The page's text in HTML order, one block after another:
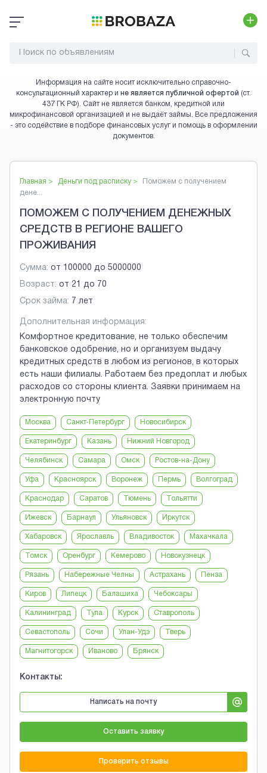
Информация на сайте носит исключительно справочно-
консультационный характер и не является публичной офертой (ст.
437 ГК РФ). Сайт не является банком, кредитной или
микрофинансовой организацией и не выдаёт займы. Все предложения
- это содействие в подборе финансовых услуг и помощь в оформлении
документов.
Главная > Деньги под расписку >
Поможем с получением
дене...
ПОМОЖЕМ С ПОЛУЧЕНИЕМ ДЕНЕЖНЫХ
СРЕДСТВ В РЕГИОНЕ ВАШЕГО
ПРОЖИВАНИЯ
Сумма: от 100000 до 5000000
Возраст: от 21 до 70
Срок займа: 7 лет
Дополнительная информация:
Комфортное кредитование, не только обеспечим
банковское одобрение, но и организуем выдачу
кредитных средств в любом из регионов, в которых
есть наши филиалы. Работаем без предоплат и любых
расходов со стороны клиента. Заявки принимаем на
электронную почту
Москва Санкт-Петербург Новосибирск
Екатеринбург Казань Нижний Новгород
Челябинск Самара Омск Ростов-на-Дону
Уфа Красноярск Воронеж Пермь Волгоград
Краснодар Саратов Тюмень Тольятти
Ижевск Барнаул Ульяновск Иркутск
Хабаровск Ярославль Владивосток Махачкала
Томск Оренбург Кемерово Новокузнецк
Рязань Набережные Челны Астрахань Пенза
Киров Липецк Балашиха Чебоксары
Калининград Тула Курск Ставрополь
Севастополь Сочи Улан-Удэ Тверь
Магнитогорск Иваново Брянск
Контакты:
Написать на почту
Оставить заявку
Проверить отзывы